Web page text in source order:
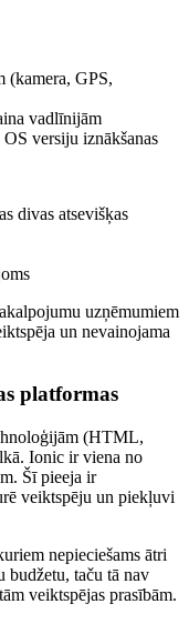
(kamera, GPS,
vadlīnijām
versiju iznākšanas
divas atsevišķas
uzņēmumiem
un nevainojama
platformas
(HTML,
Ionic ir viena no
Šī pieeja ir
veiktspēju un piekļuvi
nepieciešams ātri
budžetu, taču tā nav
veiktspējas prasībām.